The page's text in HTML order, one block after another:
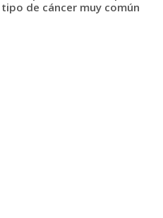
de cáncer muy común